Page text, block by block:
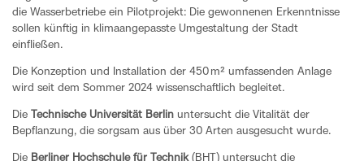
die Wasserbetriebe ein Pilotprojekt: Die gewonnenen Erkenntnisse
sollen künftig in klimaangepasste Umgestaltung der Stadt
einfließen.
Die Konzeption und Installation der 450 m² umfassenden Anlage
wird seit dem Sommer 2024 wissenschaftlich begleitet.
Die Technische Universität Berlin untersucht die Vitalität der
Bepflanzung, die sorgsam aus über 30 Arten ausgesucht wurde.
Die Berliner Hochschule für Technik(BHT) untersucht die